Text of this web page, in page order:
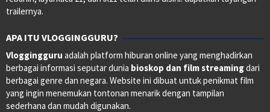
trailernya.
APA ITU VLOGGINGGURU?
Vloggingguru adalah platform hiburan online yang menghadirkan
berbagai informasi seputar dunia bioskop dan film streamingdari
berbagai genre dan negara. Website ini dibuat untuk penikmat film
yang ingin menemukan tontonan menarik dengan tampilan
sederhana dan mudah digunakan.